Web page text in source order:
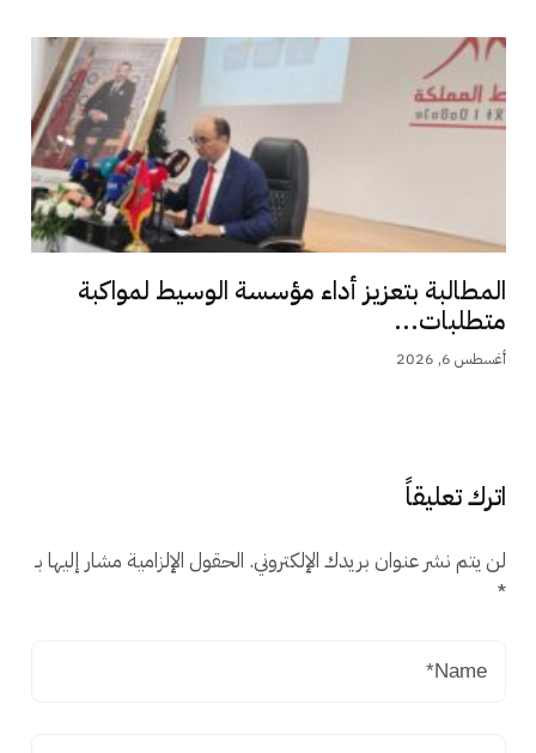
المطالبة بتعزيز أداء مؤسسة الوسيط لمواكبة
متطلبات...
أغسطس 6, 2026
اترك تعليقاً
لن يتم نشر عنوان بريدك الإلكتروني. الحقول الإلزامية مشار إليها بـ
*